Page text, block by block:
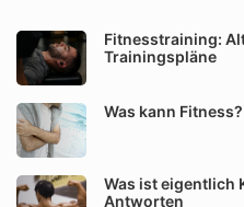
Fitnesstraining:
Trainingspläne
Was kann Fitness?
Was ist eigentlich
Antworten